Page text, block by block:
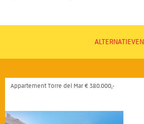
ALTERNATIEVEN
Appartement Torre del Mar € 380.000,-